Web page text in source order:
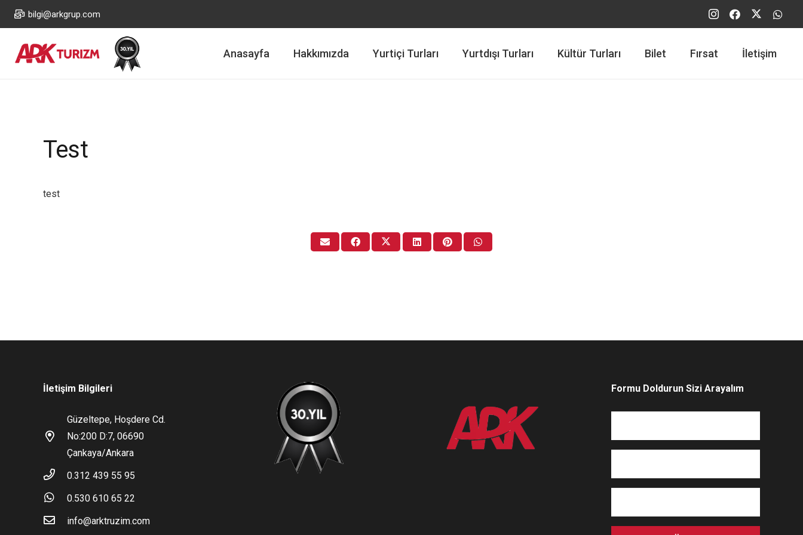
bilgi@arkgrup.com
Anasayfa Hakkımızda Yurtiçi Turları Yurtdışı Turları Kültür Turları Bilet Fırsat İletişim
Test
test
İletişim Bilgileri
Güzeltepe, Hoşdere Cd.
No:200 D:7, 06690
Çankaya/Ankara
0.312 439 55 95
0.530 610 65 22
info@arktruzim.com
Formu Doldurun Sizi Arayalım